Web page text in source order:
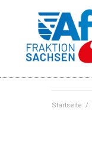
Startseite /